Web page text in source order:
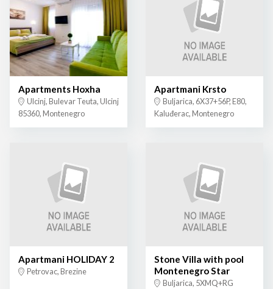
Apartments Hoxha
Ulcinj, Bulevar Teuta, Ulcinj
85360, Montenegro
Apartmani Krsto
Buljarica, 6X37+56P, E80,
Kaluđerac, Montenegro
Apartmani HOLIDAY 2
Petrovac, Brezine
Stone Villa with pool
Montenegro Star
Buljarica, 5XMQ+RG